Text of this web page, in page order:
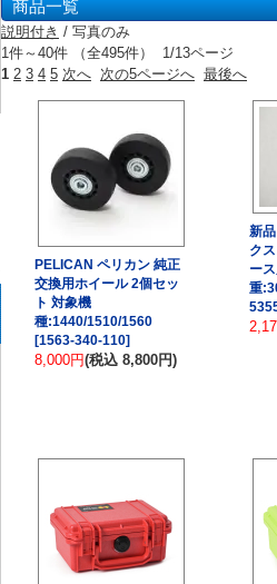
商品一覧
説明付き / 写真のみ
1件～40件 （全495件） 1/13ページ
1 2 3 4 5 次へ 次の5ページへ 最後へ
PELICAN ペリカン 純正
交換用ホイール 2個セッ
ト 対象機
種:1440/1510/1560
[1563-340-110]
8,000円(税込 8,800円)
新
ク
ー
重